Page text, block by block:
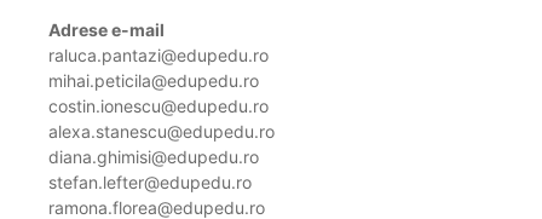
Adrese e-mail
raluca.pantazi@edupedu.ro
mihai.peticila@edupedu.ro
costin.ionescu@edupedu.ro
alexa.stanescu@edupedu.ro
diana.ghimisi@edupedu.ro
stefan.lefter@edupedu.ro
ramona.florea@edupedu.ro